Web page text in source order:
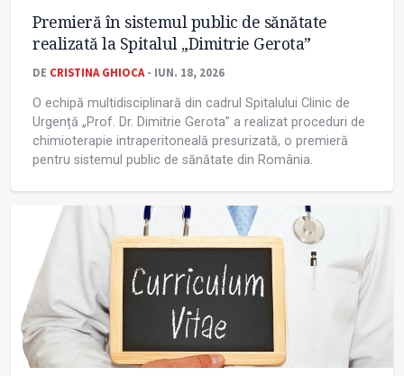
Premieră în sistemul public de sănătate
realizată la Spitalul „Dimitrie Gerota”
DE CRISTINA GHIOCA- IUN. 18, 2026
O echipă multidisciplinară din cadrul Spitalului Clinic de
Urgență „Prof. Dr. Dimitrie Gerota” a realizat proceduri de
chimioterapie intraperitoneală presurizată, o premieră
pentru sistemul public de sănătate din România.